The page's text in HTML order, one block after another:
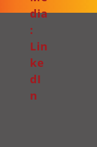
dia
:
Lin
ke
dI
n